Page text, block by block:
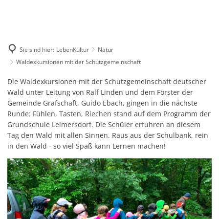
Stellenausschreibungen
Beteiligungsverfahren
Notdienste
Gesundheitswesen
Schulen und Kindertagesstätten
Wahlen
Bauleitplanung
Konzepte und Gutachten der Gemeinde
Kontakt
Anfragen
Heiraten in der Grafschaft
Bundeswehr
Öffentliche Bekanntmachung Übermittlungssperre
Veranstaltungen
Veranstaltungskalender
Veranstaltungskalender
Künstler und
Autoren
Vereine
Grafschaft
Ortsbezirk Bengen
Ortsbezirk Birresdorf
Ortsbezirk Eckendorf
Ortsbezirk Holzweiler
Ortsbezirk Karweiler
Ortsbezirk Lantershofen
Zuschüsse
Ortsbezirke
Freizeiteinrichtungen
Sportstätten
Panorama-Sauna
Bücher
Musik
Jugendarbeit
Kinder- und Jugendbüro
Innovationspark/Gewerbepark
Baulückenkataster - Baugrundstücke
Klimaschutzkonzept
Landwirtschaft
Grafschafter Betriebe bilden aus
Grafschafter Betriebe stellen ein
Förderprogramme
Grafschaft-Branchen
Veröffentlichung Abschlussbericht
Sie sind hier: LebenKultur
Natur
Waldexkursionen mit der Schutzgemeinschaft
Waldexkursionen
mit
der
Schutzgemeinschaft
Die Waldexkursionen mit der Schutzgemeinschaft deutscher
Wald unter Leitung von Ralf Linden und dem Förster der
Gemeinde Grafschaft, Guido Ebach, gingen in die nächste
Runde: Fühlen, Tasten, Riechen stand auf dem Programm der
Grundschule Leimersdorf. Die Schüler erfuhren an diesem
Tag den Wald mit allen Sinnen. Raus aus der Schulbank, rein
in den Wald - so viel Spaß kann Lernen machen!